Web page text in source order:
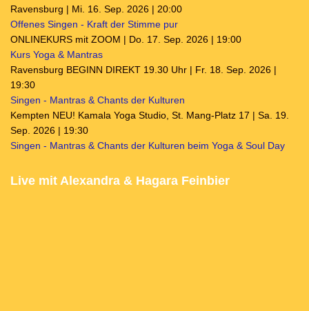
Ravensburg | Mi. 16. Sep. 2026 | 20:00
Offenes Singen - Kraft der Stimme pur
ONLINEKURS mit ZOOM | Do. 17. Sep. 2026 | 19:00
Kurs Yoga & Mantras
Ravensburg BEGINN DIREKT 19.30 Uhr | Fr. 18. Sep. 2026 |
19:30
Singen - Mantras & Chants der Kulturen
Kempten NEU! Kamala Yoga Studio, St. Mang-Platz 17 | Sa. 19.
Sep. 2026 | 19:30
Singen - Mantras & Chants der Kulturen beim Yoga & Soul Day
Live mit Alexandra & Hagara Feinbier